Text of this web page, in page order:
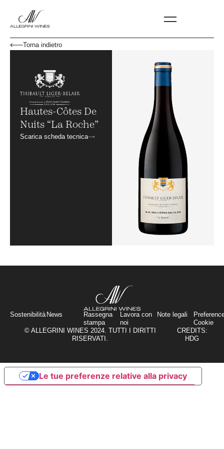
Torna indietro
Hautes-Côtes De
Nuits “La Roche”
Scarica scheda tecnica
Sostenibilità News
Rassegna
stampa
Lavora con
noi
Note legali
Cookie
© ALLEGRINI WINES 2024. TUTTI I DIRITTI
RISERVATI.
CREDITS:
HDG
Le tue preferenze relative alla privacy